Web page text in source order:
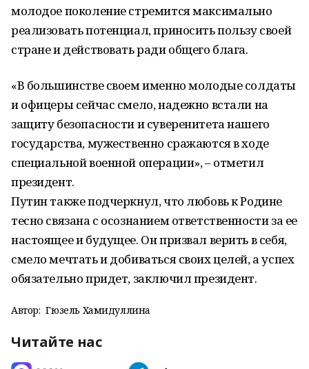
молодое поколение стремится максимально
реализовать потенциал, приносить пользу своей
стране и действовать ради общего блага.
«В большинстве своем именно молодые солдаты
и офицеры сейчас смело, надежно встали на
защиту безопасности и суверенитета нашего
государства, мужественно сражаются в ходе
специальной военной операции», – отметил
президент.
Путин также подчеркнул, что любовь к Родине
тесно связана с осознанием ответственности за ее
настоящее и будущее. Он призвал верить в себя,
смело мечтать и добиваться своих целей, а успех
обязательно придет, заключил президент.
Автор: Гюзель Хамидуллина
Читайте нас